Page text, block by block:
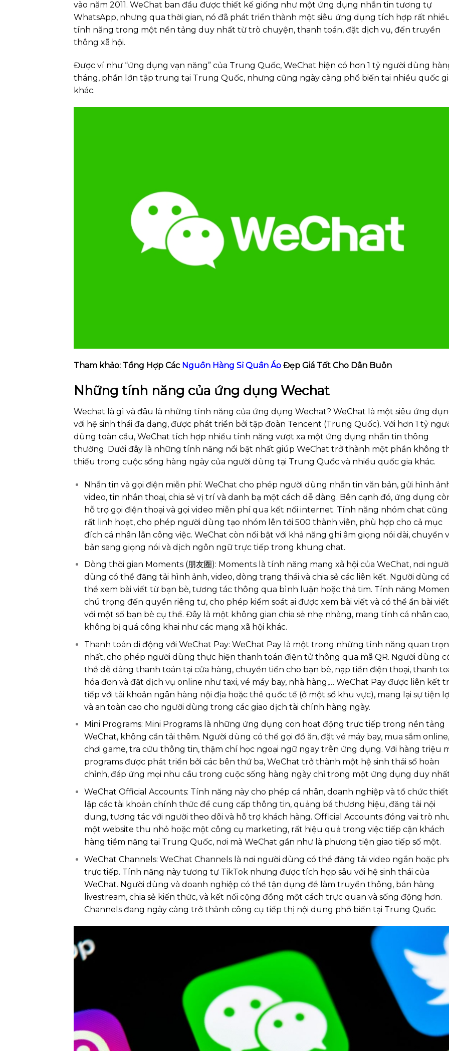
vào năm 2011. WeChat ban đầu được thiết kế giống như một ứng dụng nhắn tin tương tự
WhatsApp, nhưng qua thời gian, nó đã phát triển thành một siêu ứng dụng tích hợp rất
tính năng trong một nền tảng duy nhất từ trò chuyện, thanh toán, đặt dịch vụ, đến truyền
thông xã hội.
Được ví như “ứng dụng vạn năng” của Trung Quốc, WeChat hiện có hơn 1 tỷ người dùng
tháng, phần lớn tập trung tại Trung Quốc, nhưng cũng ngày càng phổ biến tại nhiều quốc
khác.
Tham khảo: Tổng Hợp Các Nguồn Hàng Sỉ Quần Áo Đẹp Giá Tốt Cho Dân Buôn
Những tính năng của ứng dụng Wechat
Wechat là gì và đâu là những tính năng của ứng dụng Wechat? WeChat là một siêu ứng
với hệ sinh thái đa dạng, được phát triển bởi tập đoàn Tencent (Trung Quốc). Với hơn 1 tỷ
dùng toàn cầu, WeChat tích hợp nhiều tính năng vượt xa một ứng dụng nhắn tin thông
thường. Dưới đây là những tính năng nổi bật nhất giúp WeChat trở thành một phần không
thiếu trong cuộc sống hàng ngày của người dùng tại Trung Quốc và nhiều quốc gia khác.
Nhắn tin và gọi điện miễn phí: WeChat cho phép người dùng nhắn tin văn bản, gửi hình
video, tin nhắn thoại, chia sẻ vị trí và danh bạ một cách dễ dàng. Bên cạnh đó, ứng dụng
hỗ trợ gọi điện thoại và gọi video miễn phí qua kết nối internet. Tính năng nhóm chat cũng
rất linh hoạt, cho phép người dùng tạo nhóm lên tới 500 thành viên, phù hợp cho cả mục
đích cá nhân lẫn công việc. WeChat còn nổi bật với khả năng ghi âm giọng nói dài, chuyển
bản sang giọng nói và dịch ngôn ngữ trực tiếp trong khung chat.
Dòng thời gian Moments (朋友圈): Moments là tính năng mạng xã hội của WeChat, nơi
dùng có thể đăng tải hình ảnh, video, dòng trạng thái và chia sẻ các liên kết. Người dùng
thể xem bài viết từ bạn bè, tương tác thông qua bình luận hoặc thả tim. Tính năng
chú trọng đến quyền riêng tư, cho phép kiểm soát ai được xem bài viết và có thể ẩn bài viết
với một số bạn bè cụ thể. Đây là một không gian chia sẻ nhẹ nhàng, mang tính cá nhân cao,
không bị quá công khai như các mạng xã hội khác.
Thanh toán di động với WeChat Pay: WeChat Pay là một trong những tính năng quan
nhất, cho phép người dùng thực hiện thanh toán điện tử thông qua mã QR. Người dùng
thể dễ dàng thanh toán tại cửa hàng, chuyển tiền cho bạn bè, nạp tiền điện thoại, thanh
hóa đơn và đặt dịch vụ online như taxi, vé máy bay, nhà hàng,… WeChat Pay được liên kết
tiếp với tài khoản ngân hàng nội địa hoặc thẻ quốc tế (ở một số khu vực), mang lại sự tiện
và an toàn cao cho người dùng trong các giao dịch tài chính hàng ngày.
Mini Programs: Mini Programs là những ứng dụng con hoạt động trực tiếp trong nền tảng
WeChat, không cần tải thêm. Người dùng có thể gọi đồ ăn, đặt vé máy bay, mua sắm online,
chơi game, tra cứu thông tin, thậm chí học ngoại ngữ ngay trên ứng dụng. Với hàng triệu
programs được phát triển bởi các bên thứ ba, WeChat trở thành một hệ sinh thái số hoàn
chỉnh, đáp ứng mọi nhu cầu trong cuộc sống hàng ngày chỉ trong một ứng dụng duy
WeChat Official Accounts: Tính năng này cho phép cá nhân, doanh nghiệp và tổ chức thiết
lập các tài khoản chính thức để cung cấp thông tin, quảng bá thương hiệu, đăng tải nội
dung, tương tác với người theo dõi và hỗ trợ khách hàng. Official Accounts đóng vai trò
một website thu nhỏ hoặc một công cụ marketing, rất hiệu quả trong việc tiếp cận khách
hàng tiềm năng tại Trung Quốc, nơi mà WeChat gần như là phương tiện giao tiếp số một.
WeChat Channels: WeChat Channels là nơi người dùng có thể đăng tải video ngắn hoặc
trực tiếp. Tính năng này tương tự TikTok nhưng được tích hợp sâu với hệ sinh thái của
WeChat. Người dùng và doanh nghiệp có thể tận dụng để làm truyền thông, bán hàng
livestream, chia sẻ kiến thức, và kết nối cộng đồng một cách trực quan và sống động hơn.
Channels đang ngày càng trở thành công cụ tiếp thị nội dung phổ biến tại Trung Quốc.